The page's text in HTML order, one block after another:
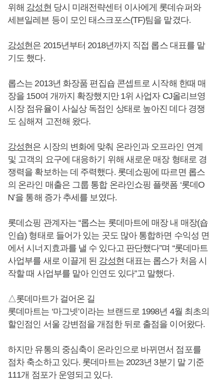
위해 강성현 당시 미래전략센터 이사에게 롯데슈퍼와
세븐일레븐 등이 모인 태스크포스(TF)팀을 맡겼다.
강성현은 2015년부터 2018년까지 직접 롭스 대표를 맡
기도 했다.
롭스는 2013년 화장품 편집숍 콘셉트로 시작해 한때 매
장을 150여 개까지 확장했지만 1위 사업자 CJ올리브영
시장 점유율이 사실상 독점인 상태로 높아진 데다 경쟁
도 심해져 고전해 왔다.
강성현은 시장의 변화에 맞춰 온라인과 오프라인 연계
및 고객의 요구에 대응하기 위해 새로운 매장 형태로 경
쟁력을 확보하는 데 주력했다. 롯데쇼핑에 따르면 롭스
의 온라인 매출은 그룹 통합 온라인쇼핑 플랫폼 ‘롯데O
N’을 통해 증가 추세를 보였다.
롯데쇼핑 관계자는 “롭스는 롯데마트에 매장 내 매장(숍
인숍) 형태로 들어가 있는 곳도 많아 통합하면 수익성 면
에서 시너지효과를 낼 수 있다고 판단했다”며 “롯데마트
사업부를 새로 이끌게 된 강성현 대표는 롭스가 처음 시
작할 때 사업부를 맡아 인연도 있다”고 말했다.
△롯데마트가 걸어온 길
롯데마트는 ‘마그넷’이라는 브랜드로 1998년 4월 최초의
할인점인 서울 강변점을 개점한 뒤로 출점을 이어왔다.
하지만 유통의 중심축이 온라인으로 바뀌면서 점포를
점차 축소하고 있다. 롯데마트는 2023년 3분기 말 기준
111개 점포가 운영되고 있다.